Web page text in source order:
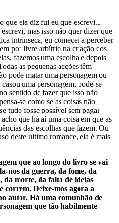
que ela diz fui eu que escrevi...
mas isso não quer dizer que
intrínseca, eu comecei a perceber
por livre arbítrio na criação dos
fazemos uma escolha e depois
as pequenas acções têm
pode matar uma personagem ou
uma personagem, pode-se
sentido de fazer que isso não
se como se as coisas não
tudo fosse possível sem pagar
que há aí uma coisa em que as
das escolhas que fazem. Ou
deste último romance, ela é mais
que ao longo do livro se vai
nos da guerra, da fome, da
da morte, da falta de ideias
correm. Deixe-mos agora a
autor. Há uma comunhão de
que tão habilmente